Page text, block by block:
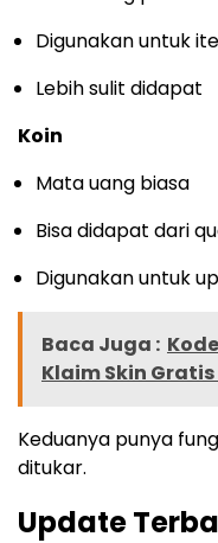
Digunakan untuk
Lebih sulit didapat
Koin
Mata uang biasa
Bisa didapat dari
Digunakan untuk
Baca Juga :
Klaim Skin
Keduanya punya
ditukar.
Update